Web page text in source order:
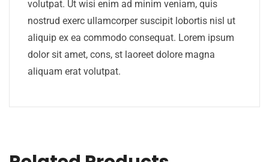
volutpat. Ut wisi enim ad minim veniam, quis
nostrud exerc ullamcorper suscipit lobortis nisl ut
aliquip ex ea commodo consequat. Lorem ipsum
dolor sit amet, cons, st laoreet dolore magna
aliquam erat volutpat.